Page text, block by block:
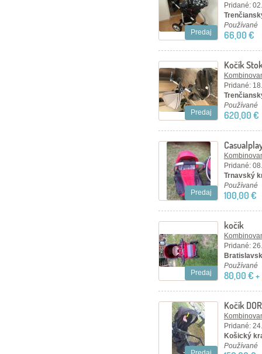
Predaj
Pridané:
Používané
66,00 €
Predaj
Kočík
Pridané:
Používané
620,00 €
Predaj
Pridané:
Trnavský
Používané
100,00 €
Predaj
kočík
Pridané:
Používané
80,00 € +
Kočík
Pridané:
Košický
Používané